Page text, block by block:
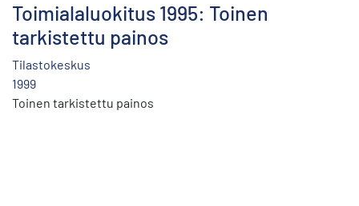
Toimialaluokitus 1995: Toinen
tarkistettu painos
Tilastokeskus
1999
Toinen tarkistettu painos